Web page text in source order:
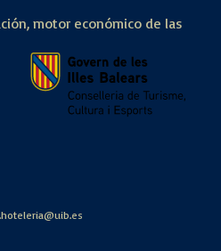
motor económico de las